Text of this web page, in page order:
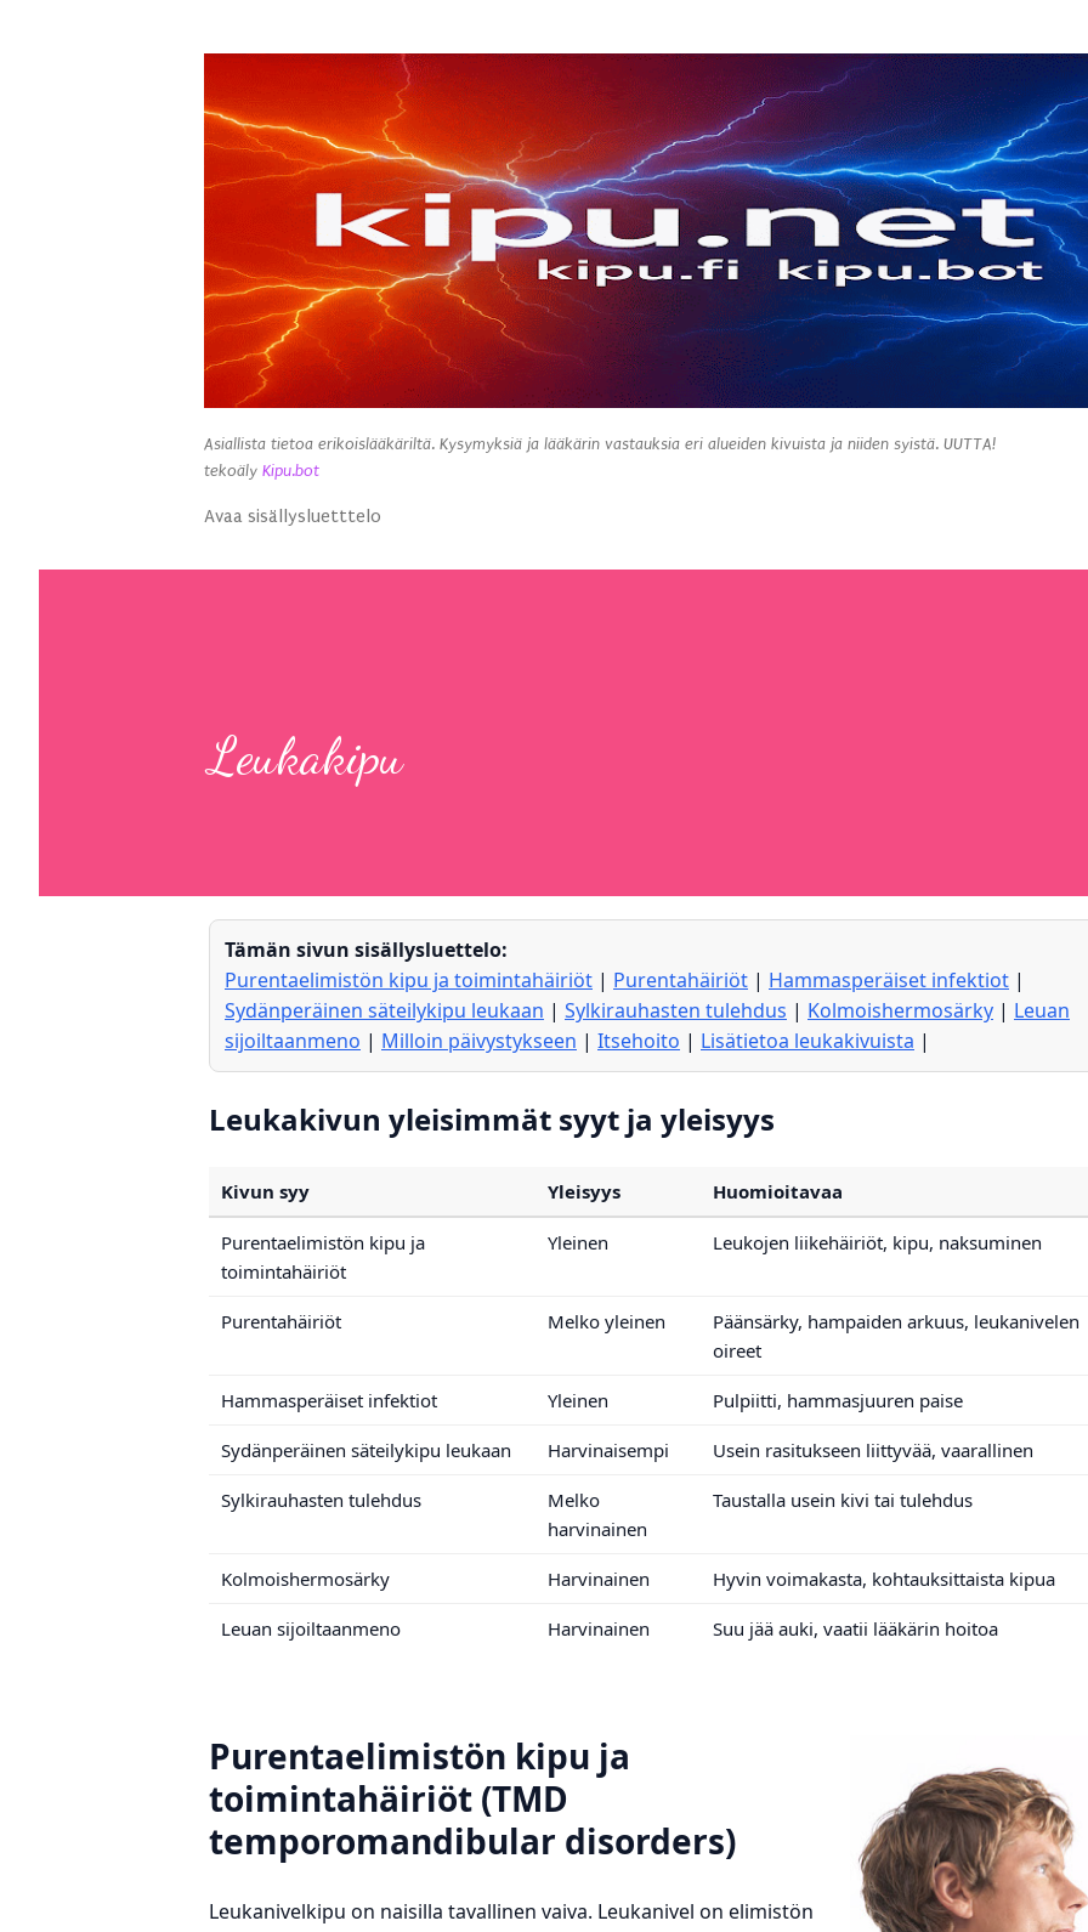
Asiallista tietoa erikoislääkäriltä. Kysymyksiä ja lääkärin vastauksia eri alueiden kivuista ja niiden syistä. UUTTA!
tekoäly Kipu.bot
Avaa sisällysluetttelo
Leukakipu
Tämän sivun sisällysluettelo:
Purentaelimistön kipu ja toimintahäiriöt | Purentahäiriöt | Hammasperäiset infektiot |
Sydänperäinen säteilykipu leukaan | Sylkirauhasten tulehdus | Kolmoishermosärky | Leuan
sijoiltaanmeno | Milloin päivystykseen | Itsehoito | Lisätietoa leukakivuista |
Leukakivun yleisimmät syyt ja yleisyys
Kivun syy Yleisyys Huomioitavaa
Purentaelimistön kipu ja
toimintahäiriöt
Yleinen Leukojen liikehäiriöt, kipu, naksuminen
Purentahäiriöt Melko yleinen
Päänsärky, hampaiden arkuus, leukanivelen
oireet
Hammasperäiset infektiot Yleinen Pulpiitti, hammasjuuren paise
Sydänperäinen säteilykipu leukaan Harvinaisempi Usein rasitukseen liittyvää, vaarallinen
Sylkirauhasten tulehdus
Melko
harvinainen
Taustalla usein kivi tai tulehdus
Kolmoishermosärky Harvinainen Hyvin voimakasta, kohtauksittaista kipua
Leuan sijoiltaanmeno Harvinainen Suu jää auki, vaatii lääkärin hoitoa
Purentaelimistön kipu ja
toimintahäiriöt (TMD
temporomandibular disorders)
Leukanivelkipu on naisilla tavallinen vaiva. Leukanivel on elimistön